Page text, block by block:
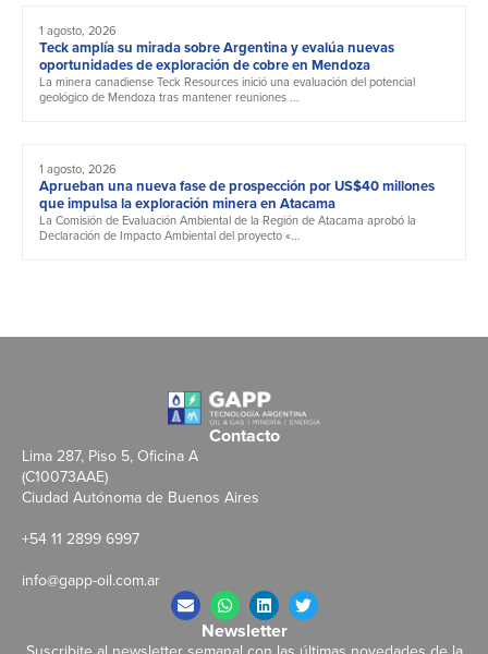
1 agosto, 2026
Teck amplía su mirada sobre Argentina y evalúa nuevas
oportunidades de exploración de cobre en Mendoza
La minera canadiense Teck Resources inició una evaluación del potencial
geológico de Mendoza tras mantener reuniones ...
1 agosto, 2026
Aprueban una nueva fase de prospección por US$40 millones
que impulsa la exploración minera en Atacama
La Comisión de Evaluación Ambiental de la Región de Atacama aprobó la
Declaración de Impacto Ambiental del proyecto «...
Contacto
Lima 287, Piso 5, Oficina A
(C10073AAE)
Ciudad Autónoma de Buenos Aires
+54 11 2899 6997
info@gapp-oil.com.ar
Newsletter